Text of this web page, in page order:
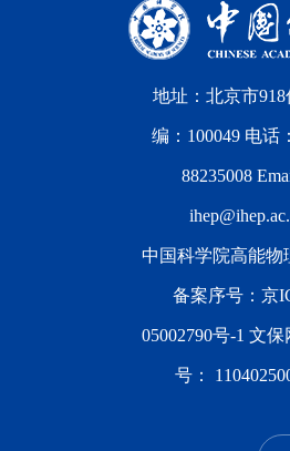
地址：北京市918
编：100049 电话
88235008
中国科学院高能物
备案序号： 京
05002790号-1 文保
号：